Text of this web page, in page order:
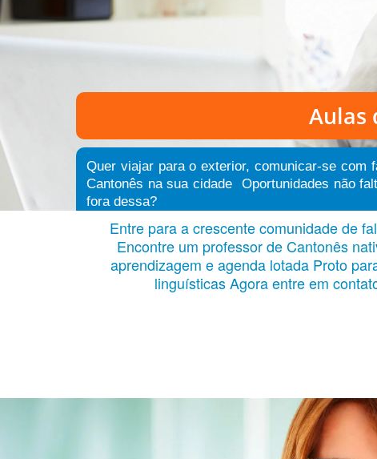
Aulas
Quer viajar para o exterior, comunicar-se com
Cantonês na sua cidade Oportunidades não
fora dessa?
Entre para a crescente comunidade de
Encontre um professor de Cantonês
aprendizagem e agenda lotada Proto
linguísticas Agora entre em